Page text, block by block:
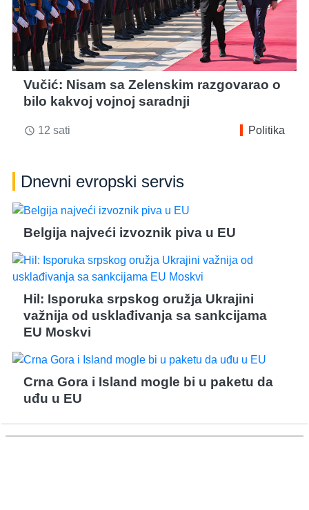
Vučić: Nisam sa Zelenskim razgovarao o
bilo kakvoj vojnoj saradnji
access_time 12 sati Politika
Dnevni evropski servis
Belgija najveći izvoznik piva u EU
Hil: Isporuka srpskog oružja Ukrajini
važnija od usklađivanja sa sankcijama
EU Moskvi
Crna Gora i Island mogle bi u paketu da
uđu u EU